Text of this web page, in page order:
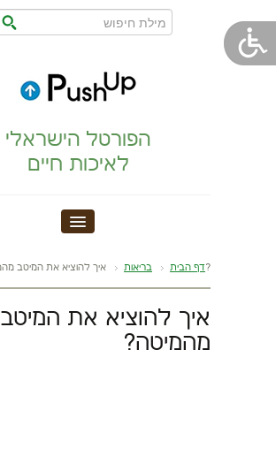
הפורטל הישראלי
לאיכות חיים
חדר כושר
הריון,לידה,תינוק
דף הבית בריאות איך להוציא את המיטב מהמיטה?
איך להוציא את המיטב
מהמיטה?